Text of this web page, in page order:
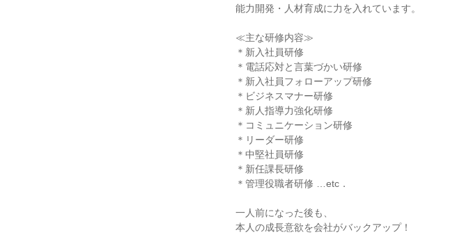
能力開発・人材育成に力を入れています。
≪主な研修内容≫
＊新入社員研修
＊電話応対と言葉づかい研修
＊新入社員フォローアップ研修
＊ビジネスマナー研修
＊新人指導力強化研修
＊コミュニケーション研修
＊リーダー研修
＊中堅社員研修
＊新任課長研修
＊管理役職者研修 …etc．
一人前になった後も、
本人の成長意欲を会社がバックアップ！